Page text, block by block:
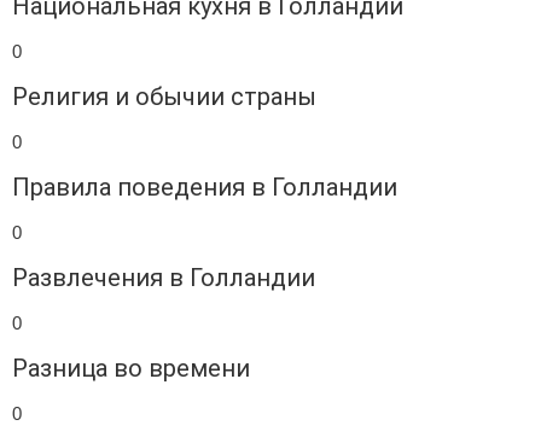
Национальная кухня в Голландии
0
Религия и обычии страны
0
Правила поведения в Голландии
0
Развлечения в Голландии
0
Разница во времени
0